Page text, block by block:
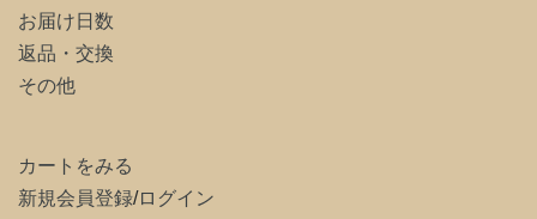
お届け日数
返品・交換
その他
カートをみる
新規会員登録/ログイン